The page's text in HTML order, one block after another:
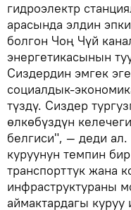
гидроэлектр
арасында элдин
болгон Чоң Чүй
энергетикасынын
Сиздердин эмгек
социалдык-
түздү. Сиздер
өлкөбүздүн
белгиси", — деди
куруунун темпин
транспорттук жана
инфраструктураны
аймактардагы